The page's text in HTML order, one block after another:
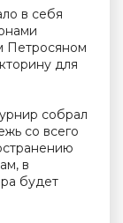
в себя
Петросяном
для
собрал
со всего
в
будет